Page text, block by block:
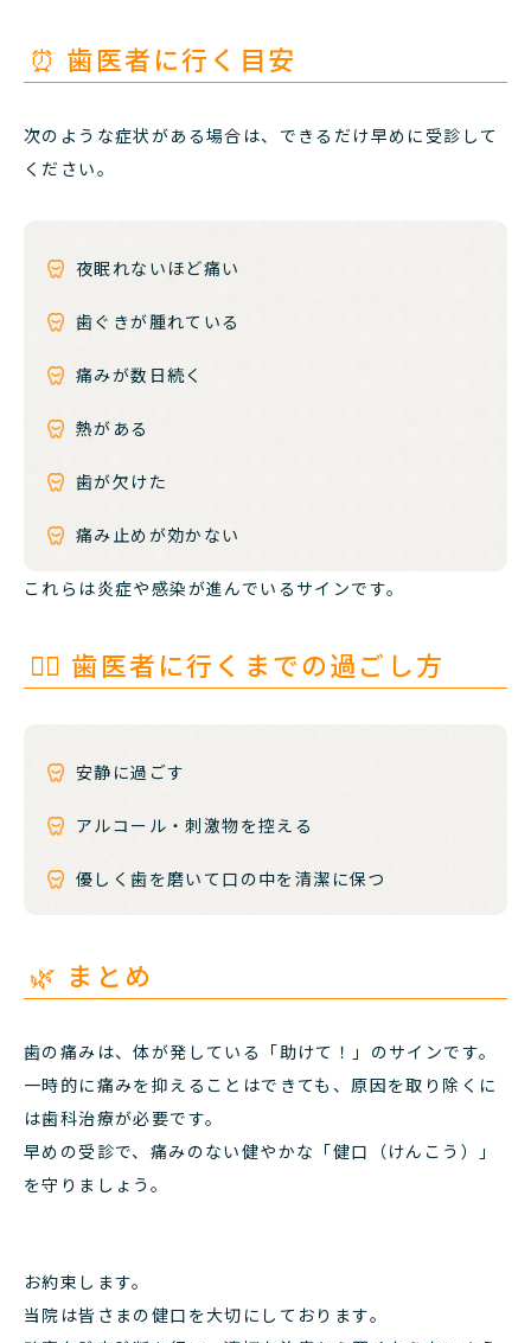
⏰ 歯医者に行く目安
次のような症状がある場合は、できるだけ早めに受診して
ください。
夜眠れないほど痛い
歯ぐきが腫れている
痛みが数日続く
熱がある
歯が欠けた
痛み止めが効かない
これらは炎症や感染が進んでいるサインです。
🧘‍♀️ 歯医者に行くまでの過ごし方
安静に過ごす
アルコール・刺激物を控える
優しく歯を磨いて口の中を清潔に保つ
🌿 まとめ
歯の痛みは、体が発している「助けて！」のサインです。
一時的に痛みを抑えることはできても、原因を取り除くに
は歯科治療が必要です。
早めの受診で、痛みのない健やかな「健口（けんこう）」
を守りましょう。
お約束します。
当院は皆さまの健口を大切にしております。